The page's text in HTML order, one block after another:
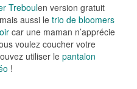
Treboulen version gratuit
aussi le trio de bloomers
car une maman n’apprécie
voulez coucher votre
utiliser le pantalon
!